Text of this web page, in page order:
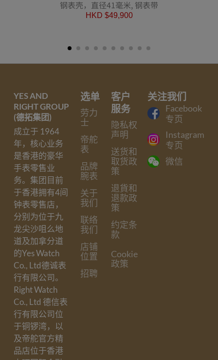
钢表壳，直径41毫米, 钢表带
HKD $49,900
选单
劳力
士
帝舵
表
品牌
腕表
关于
我们
联络
我们
店铺
位置
招聘
客户
服务
隐私权
声明
送货和
取货政
策
退貨和
退款政
策
约定条
款
Cookie
政策
关注我们
Facebook
专页
Instagram
专页
微信
YES AND
RIGHT GROUP
(德拓集团)
成立于 1964
年，核心业务
是香港的豪华
手表零售业
务。集团目前
于香港拥有4间
钟表零售店，
分别为位于九
龙尖沙咀么地
道及加拿分道
的Yes Watch
Co., Ltd德诚表
行有限公司。
Right Watch
Co., Ltd 德信表
行有限公司位
于铜锣湾，以
及帝舵官方精
品店位于香港